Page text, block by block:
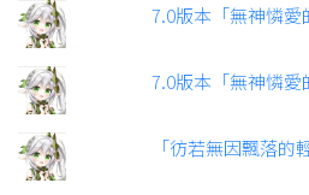
7.0版本「無神憐
7.0版本「無神憐
「彷若無因飄落的